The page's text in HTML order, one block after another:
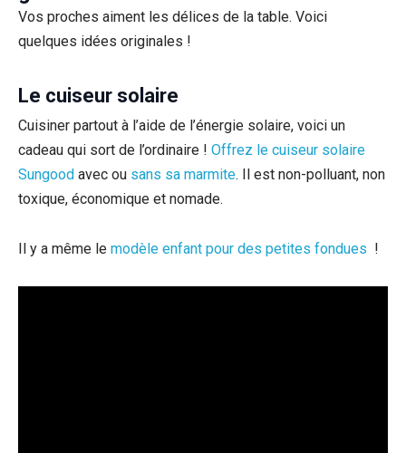
Vos proches aiment les délices de la table. Voici
quelques idées originales !
Le cuiseur solaire
Cuisiner partout à l’aide de l’énergie solaire, voici un
cadeau qui sort de l’ordinaire ! Offrez le cuiseur solaire
Sungood avec ou sans sa marmite. Il est non-polluant, non
toxique, économique et nomade.
Il y a même le modèle enfant pour des petites fondues !